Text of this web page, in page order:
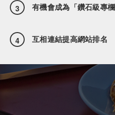
3 有機會成為「鑽石級專
4 互相連結提高網站排名